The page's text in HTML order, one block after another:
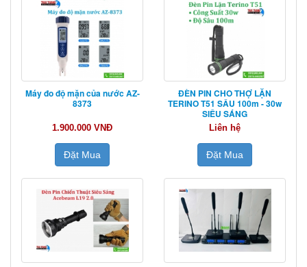
Máy đo độ mặn của nước AZ-
8373
1.900.000 VNĐ
Đặt Mua
ĐÈN PIN CHO THỢ LẶN
TERINO T51 SÂU 100m - 30w
SIÊU SÁNG
Liên hệ
Đặt Mua